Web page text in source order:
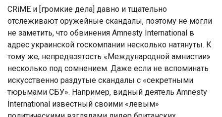
CRiME и [громкие дела] давно и тщательно
отслеживают оружейные скандалы, поэтому не могли
не заметить, что обвинения Amnesty International в
адрес украинской госкомпании несколько натянуты. К
тому же, непредвзятость «Международной амнистии»
несколько под сомнением. Даже если не вспоминать
искусственно раздутые скандалы с «секретными
тюрьмами СБУ». Например, видный деятель Amnesty
International известный своими «левым»